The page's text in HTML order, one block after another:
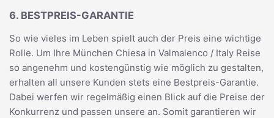
6. BESTPREIS-GARANTIE
So wie vieles im Leben spielt auch der Preis eine wichtige
Rolle. Um Ihre München Chiesa in Valmalenco / Italy Reise
so angenehm und kostengünstig wie möglich zu gestalten,
erhalten all unsere Kunden stets eine Bestpreis-Garantie.
Dabei werfen wir regelmäßig einen Blick auf die Preise der
Konkurrenz und passen unsere an. Somit garantieren wir